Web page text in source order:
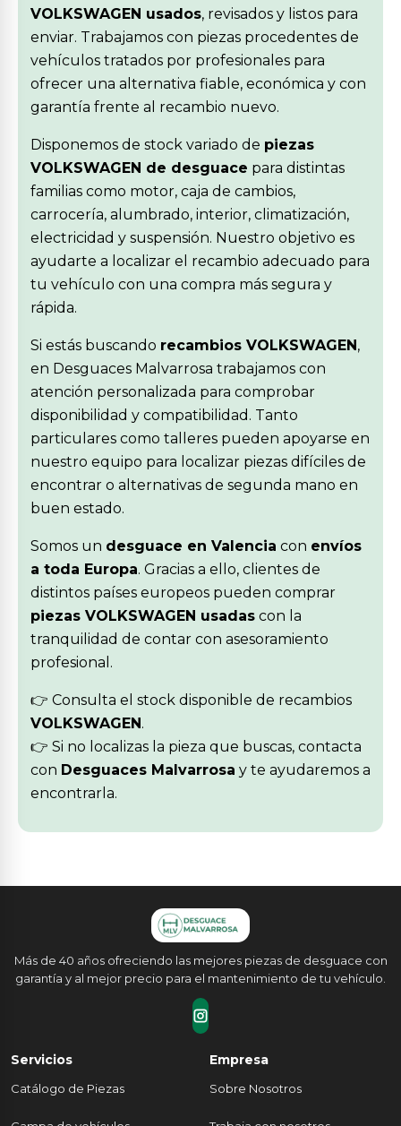
VOLKSWAGEN usados, revisados y listos para
enviar. Trabajamos con piezas procedentes de
vehículos tratados por profesionales para
ofrecer una alternativa fiable, económica y con
garantía frente al recambio nuevo.
Disponemos de stock variado de piezas
VOLKSWAGEN de desguace para distintas
familias como motor, caja de cambios,
carrocería, alumbrado, interior, climatización,
electricidad y suspensión. Nuestro objetivo es
ayudarte a localizar el recambio adecuado para
tu vehículo con una compra más segura y
rápida.
Si estás buscando recambios VOLKSWAGEN,
en Desguaces Malvarrosa trabajamos con
atención personalizada para comprobar
disponibilidad y compatibilidad. Tanto
particulares como talleres pueden apoyarse en
nuestro equipo para localizar piezas difíciles de
encontrar o alternativas de segunda mano en
buen estado.
Somos un desguace en Valencia con envíos
a toda Europa. Gracias a ello, clientes de
distintos países europeos pueden comprar
piezas VOLKSWAGEN usadas con la
tranquilidad de contar con asesoramiento
profesional.
👉 Consulta el stock disponible de recambios
VOLKSWAGEN.
👉 Si no localizas la pieza que buscas, contacta
con Desguaces Malvarrosa y te ayudaremos a
encontrarla.
Más de 40 años ofreciendo las mejores piezas de desguace con
garantía y al mejor precio para el mantenimiento de tu vehículo.
Servicios
Catálogo de Piezas
Empresa
Sobre Nosotros